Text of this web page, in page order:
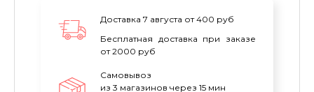
Доставка 7 августа от 400 руб
Бесплатная доставка при заказе
от 2000 руб
Самовывоз
из 3 магазинов через 15 мин